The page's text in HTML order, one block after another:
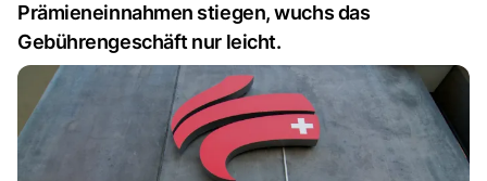
Prämieneinnahmen stiegen, wuchs das
Gebührengeschäft nur leicht.